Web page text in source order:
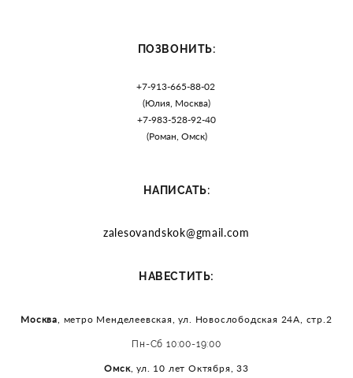
ПОЗВОНИТЬ:
+7-913-665-88-02
(Юлия, Москва)
+7-983-528-92-40
(Роман, Омск)
НАПИСАТЬ:
zalesovandskok@gmail.com
НАВЕСТИТЬ:
Москва , метро Менделеевская, ул. Новослободская 24А, стр.2
Пн-Сб 10:00-19:00
Омск, ул. 10 лет Октября, 33